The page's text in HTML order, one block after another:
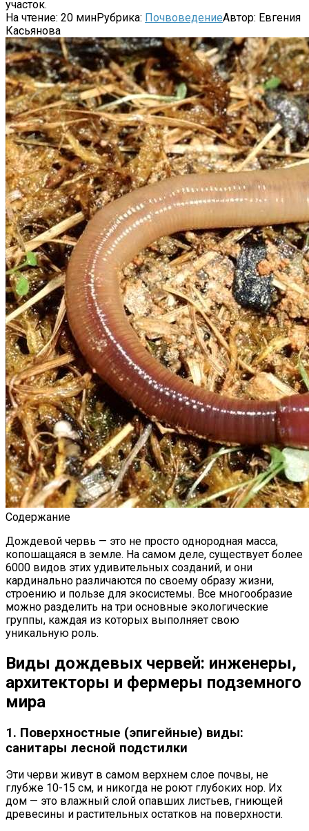
участок.
На чтение: 20 минРубрика: ПочвоведениеАвтор: Евгения
Касьянова
Содержание
Дождевой червь — это не просто однородная масса,
копошащаяся в земле. На самом деле, существует более
6000 видов этих удивительных созданий, и они
кардинально различаются по своему образу жизни,
строению и пользе для экосистемы. Все многообразие
можно разделить на три основные экологические
группы, каждая из которых выполняет свою
уникальную роль.
Виды дождевых червей: инженеры,
архитекторы и фермеры подземного
мира
1. Поверхностные (эпигейные) виды:
санитары лесной подстилки
Эти черви живут в самом верхнем слое почвы, не
глубже 10-15 см, и никогда не роют глубоких нор. Их
дом — это влажный слой опавших листьев, гниющей
древесины и растительных остатков на поверхности.